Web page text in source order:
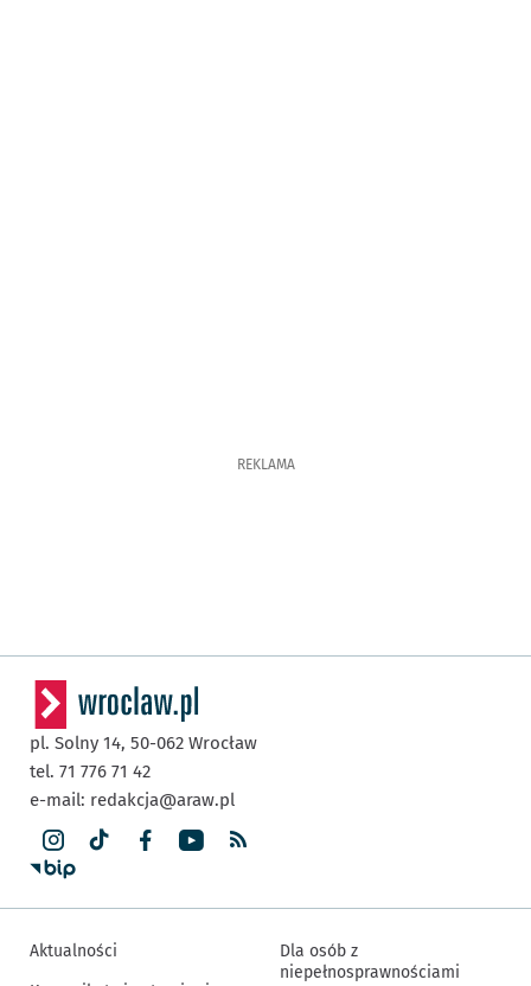
REKLAMA
pl. Solny 14, 50-062 Wrocław
tel. 71 776 71 42
e-mail: redakcja@araw.pl
Aktualności
Dla osób z
niepełnosprawnościami